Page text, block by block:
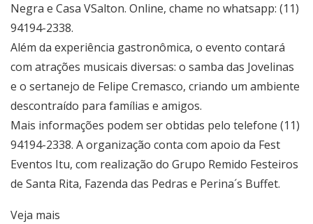
Negra e Casa VSalton. Online, chame no whatsapp: (11)
94194-2338.
Além da experiência gastronômica, o evento contará
com atrações musicais diversas: o samba das Jovelinas
e o sertanejo de Felipe Cremasco, criando um ambiente
descontraído para famílias e amigos.
Mais informações podem ser obtidas pelo telefone (11)
94194-2338. A organização conta com apoio da Fest
Eventos Itu, com realização do Grupo Remido Festeiros
de Santa Rita, Fazenda das Pedras e Perina´s Buffet.
Veja mais